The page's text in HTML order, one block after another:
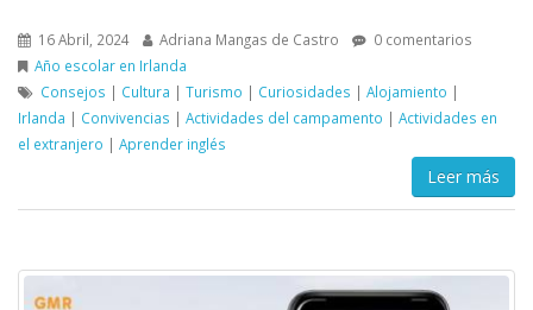
16 Abril, 2024 Adriana Mangas de Castro
0 comentarios
Año escolar en Irlanda
Consejos | Cultura | Turismo | Curiosidades | Alojamiento |
Irlanda | Convivencias | Actividades del campamento | Actividades en
el extranjero | Aprender inglés
Leer más